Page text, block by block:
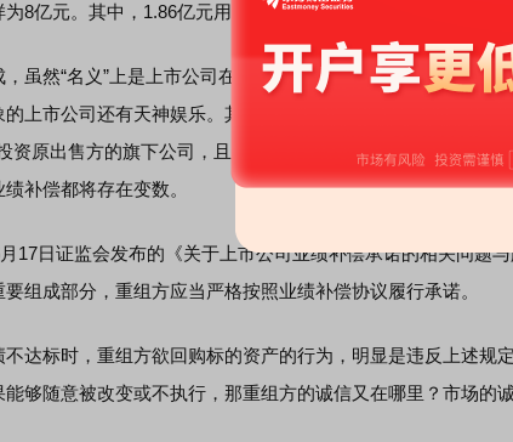
8亿元。其中，1.86亿元用于填补业绩承诺缺口，6.14亿元用
然“名义”上是上市公司在出售资产，但本质上却是重组方在“
上市公司还有天神娱乐。其当初高溢价收购进来的资产，因业
资原出售方的旗下公司，且该重组标的将不再纳入天神娱乐的
补偿都将存在变数。
日证监会发布的《关于上市公司业绩补偿承诺的相关问题与
组成部分，重组方应当严格按照业绩补偿协议履行承诺。
标时，重组方欲回购标的资产的行为，明显是违反上述规
够随意被改变或不执行，那重组方的诚信又在哪里？市场的
知识通识：从基础认知到特色品种 了解北交所知识 做理